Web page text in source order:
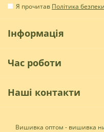
Я прочитав Політика безпеки
Інформація
Час роботи
Наші контакти
Вишивка оптом - вишивка